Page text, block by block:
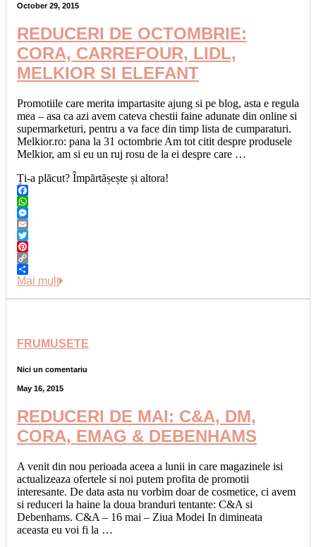
October 29, 2015
REDUCERI DE OCTOMBRIE:
CORA, CARREFOUR, LIDL,
MELKIOR SI ELEFANT
Promotiile care merita impartasite ajung si pe blog, asta e regula
mea – asa ca azi avem cateva chestii faine adunate din online si
supermarketuri, pentru a va face din timp lista de cumparaturi.
Melkior.ro: pana la 31 octombrie Am tot citit despre produsele
Melkior, am si eu un ruj rosu de la ei despre care …
Ți-a plăcut? Împărtășește și altora!
Facebook
WhatsApp
Messenger
Email
Twitter
Pinterest
Copy
Link
Share
Mai mult
FRUMUSETE
Nici un comentariu
May 16, 2015
REDUCERI DE MAI: C&A, DM,
CORA, EMAG & DEBENHAMS
A venit din nou perioada aceea a lunii in care magazinele isi
actualizeaza ofertele si noi putem profita de promotii
interesante. De data asta nu vorbim doar de cosmetice, ci avem
si reduceri la haine la doua branduri tentante: C&A si
Debenhams. C&A – 16 mai – Ziua Modei In dimineata
aceasta eu voi fi la …